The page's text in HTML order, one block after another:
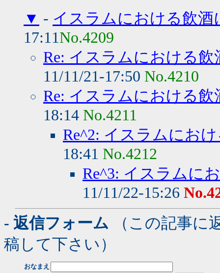
▼ - イスラムにおける飲酒
17:11No.4209
Re: イスラムにおける
11/11/21-17:50 No.4210
Re: イスラムにおける
18:14 No.4211
Re^2: イスラムにお
18:41 No.4212
Re^3: イスラムに
11/11/22-15:26
- 返信フォーム （この記事に
稿して下さい）
おなまえ